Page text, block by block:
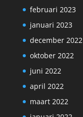
februari 2023
januari 2023
december 2022
oktober 2022
juni 2022
april 2022
maart 2022